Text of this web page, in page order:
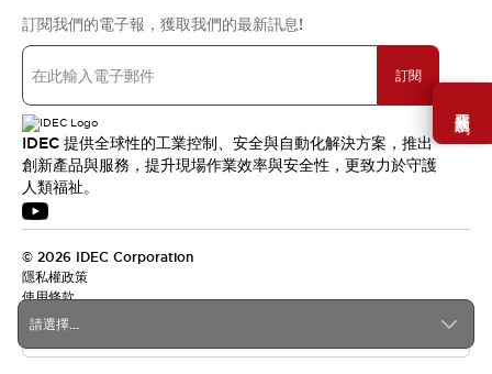
需要幫助嗎？
請選擇...
訂閱我們的電子報，獲取我們的最新訊息!
訂閱
IDEC 提供全球性的工業控制、安全與自動化解決方案，推出
創新產品與服務，提升現場作業效率與安全性，更致力於守護
人類福祉。
© 2026 IDEC Corporation
隱私權政策
使用條款
台灣